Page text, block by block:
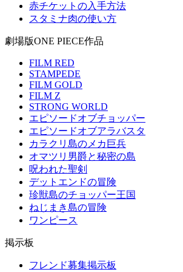
赤チケットの入手方法
スタミナ肉の使い方
劇場版ONE PIECE作品
FILM RED
STAMPEDE
FILM GOLD
FILM Z
STRONG WORLD
エピソードオブチョッパー
エピソードオブアラバスタ
カラクリ島のメカ巨兵
オマツリ男爵と秘密の島
呪われた聖剣
デットエンドの冒険
珍獣島のチョッパー王国
ねじまき島の冒険
ワンピース
掲示板
フレンド募集掲示板